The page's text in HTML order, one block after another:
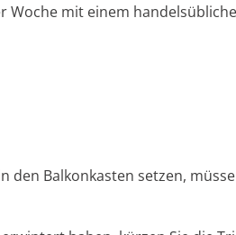
Woche mit einem
den Balkonkasten setzen,